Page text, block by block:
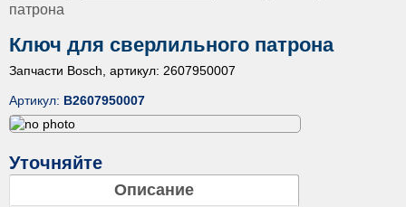
патрона
Ключ для сверлильного патрона
Запчасти Bosch, артикул: 2607950007
Артикул: B2607950007
Уточняйте
Описание